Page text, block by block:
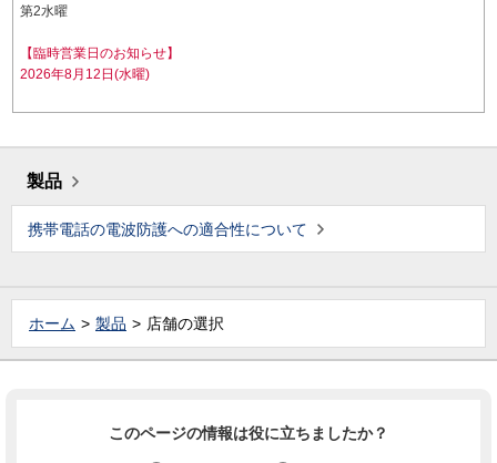
第2水曜
【臨時営業日のお知らせ】
2026年8月12日(水曜)
製品
携帯電話の電波防護への適合性について
ホーム 製品 店舗の選択
このページの情報は役に立ちましたか？